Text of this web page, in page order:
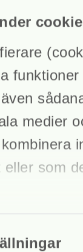
medier
som